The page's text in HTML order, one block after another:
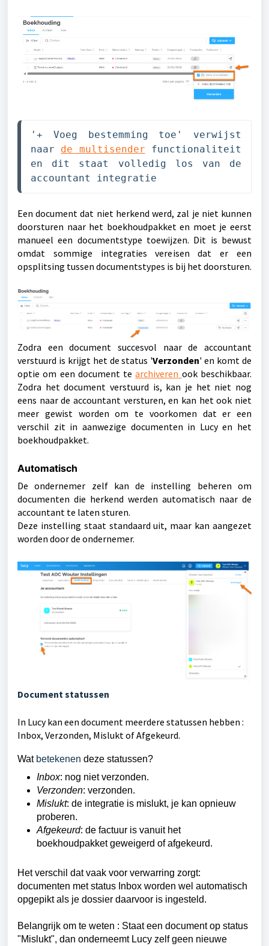
'+ Voeg bestemming toe' verwijst
naar de multisender functionaliteit
en dit staat volledig los van de
accountant integratie
Een document dat niet herkend werd, zal je niet kunnen
doorsturen naar het boekhoudpakket en moet je eerst
manueel een documentstype toewijzen. Dit is bewust
omdat sommige integraties vereisen dat er een
opsplitsing tussen documentstypes is bij het doorsturen.
Zodra een document succesvol naar de accountant
verstuurd is krijgt het de status 'Verzonden' en komt de
optie om een document tearchiveren ook beschikbaar.
Zodra het document verstuurd is, kan je het niet nog
eens naar de accountant versturen, en kan het ook niet
meer gewist worden om te voorkomen dat er een
verschil zit in aanwezige documenten in Lucy en het
boekhoudpakket.
Automatisch
De ondernemer zelf kan de instelling beheren om
documenten die herkend werden automatisch naar de
accountant te laten sturen.
Deze instelling staat standaard uit, maar kan aangezet
worden door de ondernemer.
Document statussen
In Lucy kan een document meerdere statussen hebben :
Inbox, Verzonden, Mislukt of Afgekeurd.
Wat betekenen deze statussen?
Inbox: nog niet verzonden.
Verzonden: verzonden.
Mislukt: de integratie is mislukt, je kan opnieuw
proberen.
Afgekeurd: de factuur is vanuit het
boekhoudpakket geweigerd of afgekeurd.
Het verschil dat vaak voor verwarring zorgt:
documenten met status Inbox worden wel automatisch
opgepikt als je dossier daarvoor is ingesteld.
Belangrijk om te weten : Staat een document op status
"Mislukt", dan onderneemt Lucy zelf geen nieuwe